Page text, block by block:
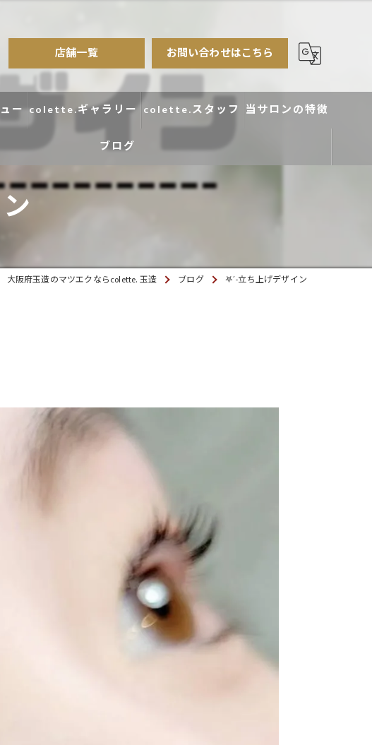
店舗一覧 お問い合わせはこちら
ー colette.ギャラリー colette.スタッフ 当サロンの特徴
ブログ
大阪府玉造のマツエクならcolette. 玉造 ブログ 𖤐´-立ち上げデザイン